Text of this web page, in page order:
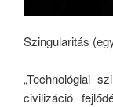
Szingularitás
„Technológiai
civilizáció